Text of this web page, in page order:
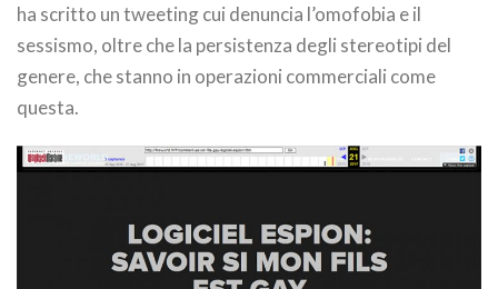
ha scritto un tweeting cui denuncia l’omofobia e il
sessismo, oltre che la persistenza degli stereotipi del
genere, che stanno in operazioni commerciali come
questa.